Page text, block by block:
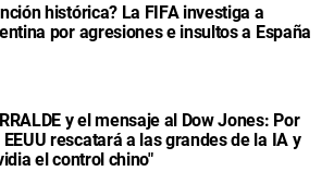
histórica? La FIFA investiga a
por agresiones e insultos a España
y el mensaje al Dow Jones: Por
EEUU rescatará a las grandes de la IA y
el control chino"